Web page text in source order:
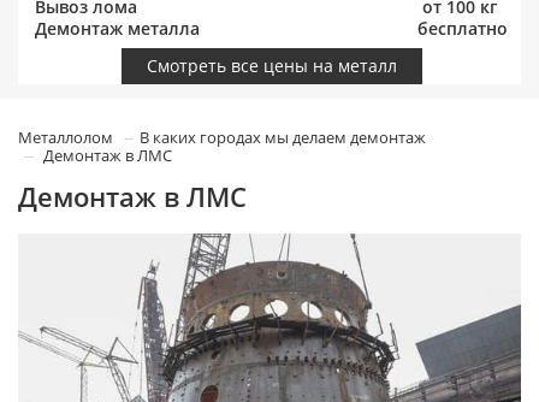
Вывоз лома
от 100 кг
Демонтаж металла
бесплатно
Смотреть все цены на металл
Металлолом
В каких городах мы делаем демонтаж
Демонтаж в ЛМС
Демонтаж в ЛМС